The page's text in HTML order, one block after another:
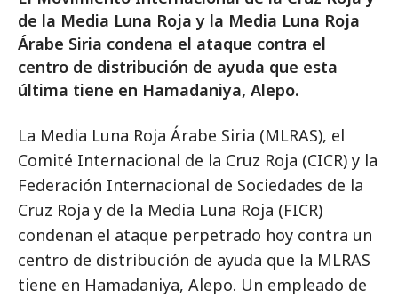
de la Media Luna Roja y la Media Luna Roja
Árabe Siria condena el ataque contra el
centro de distribución de ayuda que esta
última tiene en Hamadaniya, Alepo.
La Media Luna Roja Árabe Siria (MLRAS), el
Comité Internacional de la Cruz Roja (CICR) y la
Federación Internacional de Sociedades de la
Cruz Roja y de la Media Luna Roja (FICR)
condenan el ataque perpetrado hoy contra un
centro de distribución de ayuda que la MLRAS
tiene en Hamadaniya, Alepo. Un empleado de